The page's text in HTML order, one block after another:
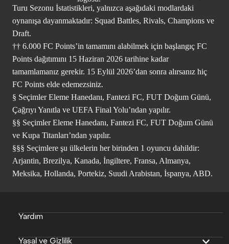
Turu Sezonu İstatistikleri, yalnızca aşağıdaki modlardaki
oynanışa dayanmaktadır: Squad Battles, Rivals, Champions ve
Draft.
†† 6.000 FC Points’in tamamını alabilmek için başlangıç FC
Points dağıtımını 15 Haziran 2026 tarihine kadar
tamamlamanız gerekir. 15 Eylül 2026’dan sonra alırsanız hiç
FC Points elde edemezsiniz.
§ Seçimler Eleme Hanedanı, Fantezi FC, FUT Doğum Günü,
Çağrıyı Yanıtla ve UEFA Final Yolu’ndan yapılır.
§§ Seçimler Eleme Hanedanı, Fantezi FC, FUT Doğum Günü
ve Kupa Titanları’ndan yapılır.
§§§ Seçimlere şu ülkelerin her birinden 1 oyuncu dahildir:
Arjantin, Brezilya, Kanada, İngiltere, Fransa, Almanya,
Meksika, Hollanda, Portekiz, Suudi Arabistan, İspanya, ABD.
Yardım
Yasal ve Gizlilik